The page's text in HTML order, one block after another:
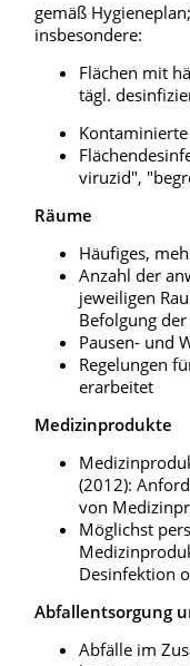
gemäß
insbesondere:
Flächen mit
tägl.
viruzid",
Räume
Häufiges,
Anzahl der
jeweiligen
Befolgung
Pausen- und
Regelungen
erarbeitet
Medizinprodukte
(2012):
von
Möglichst
Desinfektion
Abfallentsorgung
Abfälle im